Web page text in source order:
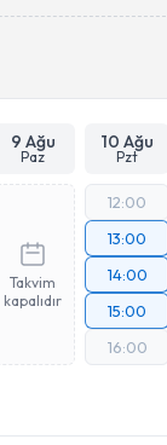
Gönder
9 Ağu
Paz
10 Ağu
Pzt
Takvim
kapalıdır
12:00
13:00
14:00
15:00
16:00